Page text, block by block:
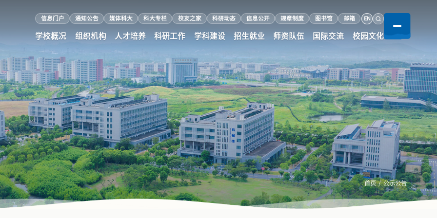
信息门户 通知公告 媒体科大 科大专栏 校友之家 科研动态 信息公开 规章制度 图书馆 邮箱 EN
学校概况 组织机构 人才培养 科研工作 学科建设 招生就业 师资队伍 国际交流 校园文化
首页 / 公示公告